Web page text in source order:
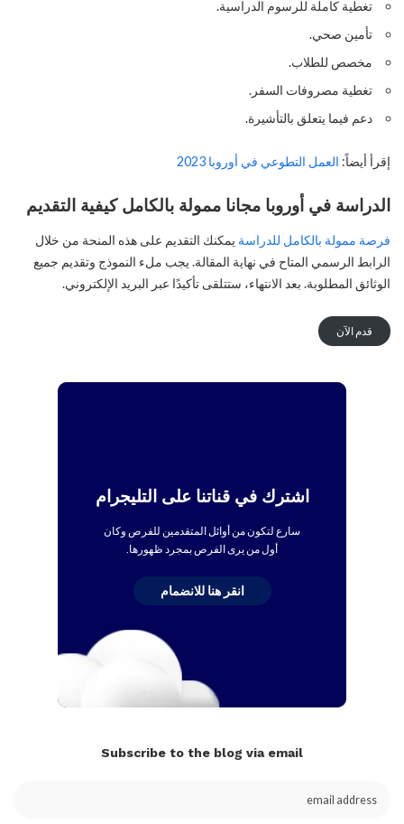
تغطية كاملة للرسوم الدراسية.
تأمين صحي.
مخصص للطلاب.
تغطية مصروفات السفر.
دعم فيما يتعلق بالتأشيرة.
إقرأ أيضاً: العمل التطوعي في أوروبا 2023
الدراسة في أوروبا مجانا ممولة بالكامل كيفية التقديم
فرصة ممولة بالكامل للدراسة يمكنك التقديم على هذه المنحة من خلال
الرابط الرسمي المتاح في نهاية المقالة. يجب ملء النموذج وتقديم جميع
الوثائق المطلوبة. بعد الانتهاء، ستتلقى تأكيدًا عبر البريد الإلكتروني.
قدم الآن
اشترك في قناتنا على التليجرام
سارع لتكون من أوائل المتقدمين للفرص وكان
أول من يرى الفرص بمجرد ظهورها.
انقر هنا للانضمام
Subscribe to the blog via email